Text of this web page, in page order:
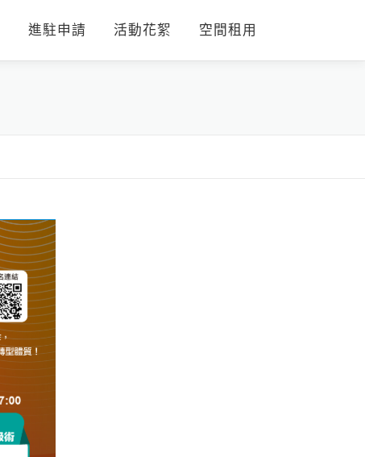
進駐申請 活動花絮 空間租用